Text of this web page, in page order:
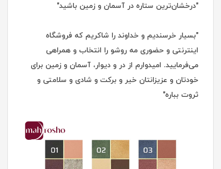
"درخشان‌ترین ستاره در آسمان و زمین باشید"
"بسیار خرسندیم و خداوند را شاکریم که فروشگاه
اینترنتی و حضوری مه روشو را انتخاب و همراهی
می‌فرمایید. امیدوارم از در و دیوار، آسمان و زمین برای
خودتان و عزیزانتان خیر و برکت و شادی و سلامتی و
ثروت بباره"